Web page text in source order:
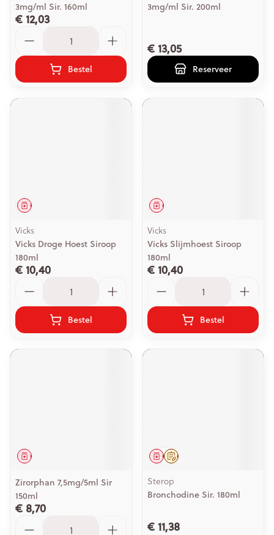
3mg/ml Sir. 160ml
€ 12,03
Bestel
3mg/ml Sir. 200ml
€ 13,05
Reserveer
Geneesmiddel
Vicks
Vicks Droge Hoest Siroop
180ml
€ 10,40
Bestel
Geneesmiddel
Vicks
Vicks Slijmhoest Siroop
180ml
€ 10,40
Bestel
Geneesmiddel
Zirorphan 7,5mg/5ml Sir
150ml
€ 8,70
Op voorschrift
Geneesmiddel
Sterop
Bronchodine Sir. 180ml
€ 11,38